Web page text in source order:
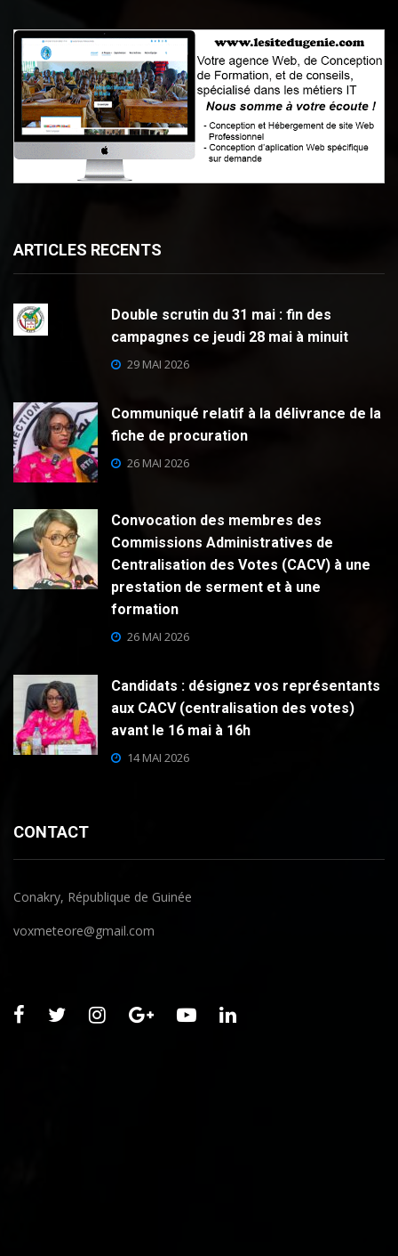
ARTICLES RECENTS
Double scrutin du 31 mai : fin des
campagnes ce jeudi 28 mai à minuit
29 MAI 2026
Communiqué relatif à la délivrance de la
fiche de procuration
26 MAI 2026
Convocation des membres des
Commissions Administratives de
Centralisation des Votes (CACV) à une
prestation de serment et à une
formation
26 MAI 2026
Candidats : désignez vos représentants
aux CACV (centralisation des votes)
avant le 16 mai à 16h
14 MAI 2026
CONTACT
Conakry, République de Guinée
voxmeteore@gmail.com